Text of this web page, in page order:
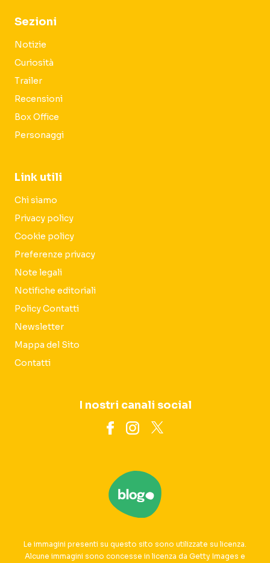
Sezioni
Notizie
Curiosità
Trailer
Recensioni
Box Office
Personaggi
Link utili
Chi siamo
Privacy policy
Cookie policy
Preferenze privacy
Note legali
Notifiche editoriali
Policy Contatti
Newsletter
Mappa del Sito
Contatti
I nostri canali social
Le immagini presenti su questo sito sono utilizzate su licenza.
Alcune immagini sono concesse in licenza da Getty Images e